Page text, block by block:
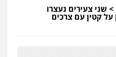
> שני צעירים נעצרו
קטין עם צרכים